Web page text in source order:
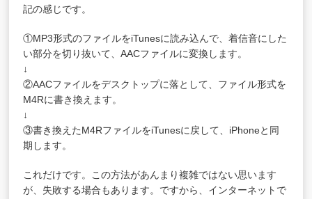
記の感じです。
①MP3形式のファイルをiTunesに読み込んで、着信音にした
い部分を切り抜いて、AACファイルに変換します。
↓
②AACファイルをデスクトップに落として、ファイル形式を
M4Rに書き換えます。
↓
③書き換えたM4RファイルをiTunesに戻して、iPhoneと同
期します。
これだけです。この方法があんまり複雑ではない思います
が、失敗する場合もあります。ですから、インターネットで